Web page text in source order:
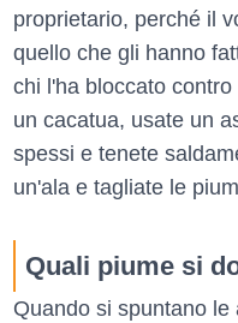
proprietario, perché il
quello che gli hanno
chi l'ha bloccato
un cacatua, usate un
spessi e tenete
un'ala e tagliate le
Quali piume si
Quando si spuntano